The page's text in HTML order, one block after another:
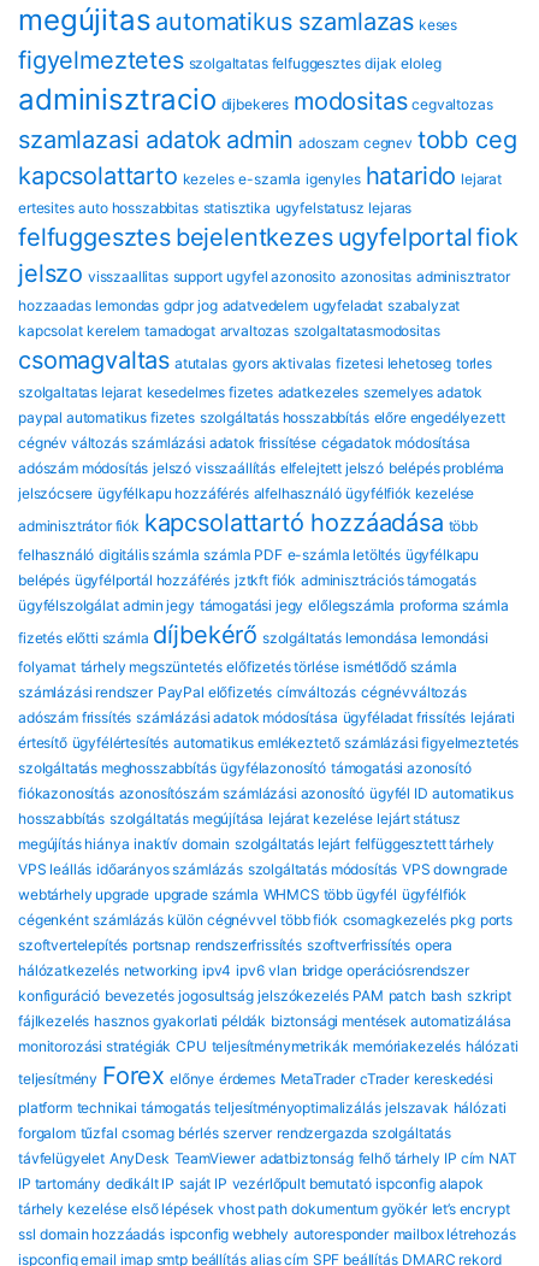
megújitas automatikus szamlazas keses
figyelmeztetes szolgaltatas felfuggesztes dijak eloleg
adminisztracio dijbekeres modositas cegvaltozas
szamlazasi adatok admin adoszam cegnev tobb ceg
kapcsolattarto kezeles e-szamla igenyles hatarido lejarat
ertesites auto hosszabbitas statisztika ugyfelstatusz lejaras
felfuggesztes bejelentkezes ugyfelportalfiok
jelszo visszaallitas support ugyfel azonosito azonositas adminisztrator
hozzaadas lemondas gdpr jog adatvedelem ugyfeladat szabalyzat
kapcsolat kerelem tamadogat arvaltozas szolgaltatasmodositas
csomagvaltas atutalas gyors aktivalas fizetesi lehetoseg torles
szolgaltatas lejarat kesedelmes fizetes adatkezeles szemelyes adatok
paypal automatikus fizetes szolgáltatás hosszabbítás előre engedélyezett
cégnév változás számlázási adatok frissítése cégadatok módosítása
adószám módosítás jelszó visszaállítás elfelejtett jelszó belépés probléma
jelszócsere ügyfélkapu hozzáférés alfelhasználó ügyfélfiók kezelése
adminisztrátor fiók kapcsolattartó hozzáadása több
felhasználó digitális számla számla PDF e-számla letöltés ügyfélkapu
belépés ügyfélportál hozzáférés jztkft fiók adminisztrációs támogatás
ügyfélszolgálat admin jegy támogatási jegy előlegszámla proforma számla
fizetés előtti számla díjbekérő szolgáltatás lemondása lemondási
folyamat tárhely megszüntetés előfizetés törlése ismétlődő számla
számlázási rendszer PayPal előfizetés címváltozás cégnévváltozás
adószám frissítés számlázási adatok módosítása ügyféladat frissítés lejárati
értesítő ügyfélértesítés automatikus emlékeztető számlázási figyelmeztetés
szolgáltatás meghosszabbítás ügyfélazonosító támogatási azonosító
fiókazonosítás azonosítószám számlázási azonosító ügyfél ID automatikus
hosszabbítás szolgáltatás megújítása lejárat kezelése lejárt státusz
megújítás hiánya inaktív domain szolgáltatás lejárt felfüggesztett tárhely
VPS leállás időarányos számlázás szolgáltatás módosítás VPS downgrade
webtárhely upgrade upgrade számla WHMCS több ügyfél ügyfélfiók
cégenként számlázás külön cégnévvel több fiók csomagkezelés pkg ports
szoftvertelepítés portsnap rendszerfrissítés szoftverfrissítés opera
hálózatkezelés networking ipv4 ipv6 vlan bridge operációsrendszer
konfiguráció bevezetés jogosultság jelszókezelés PAM patch bash szkript
fájlkezelés hasznos gyakorlati példák biztonsági mentések automatizálása
monitorozási stratégiák CPU teljesítménymetrikák memóriakezelés hálózati
teljesítmény Forex előnye érdemes MetaTrader cTrader kereskedési
platform technikai támogatás teljesítményoptimalizálás jelszavak hálózati
forgalom tűzfal csomag bérlés szerver rendzergazda szolgáltatás
távfelügyelet AnyDesk TeamViewer adatbiztonság felhő tárhely IP cím NAT
IP tartomány dedikált IP saját IP vezérlőpult bemutató ispconfig alapok
tárhely kezelése első lépések vhost path dokumentum gyökér let’s encrypt
ssl domain hozzáadás ispconfig webhely autoresponder mailbox létrehozás
ispconfig email imap smtp beállítás alias cím SPF beállítás DMARC rekord